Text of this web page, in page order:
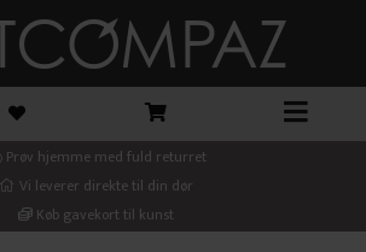
Prøv hjemme med fuld returret
Vi leverer direkte til din dør
Køb gavekort til kunst